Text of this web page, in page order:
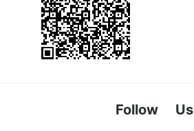
Follow Us